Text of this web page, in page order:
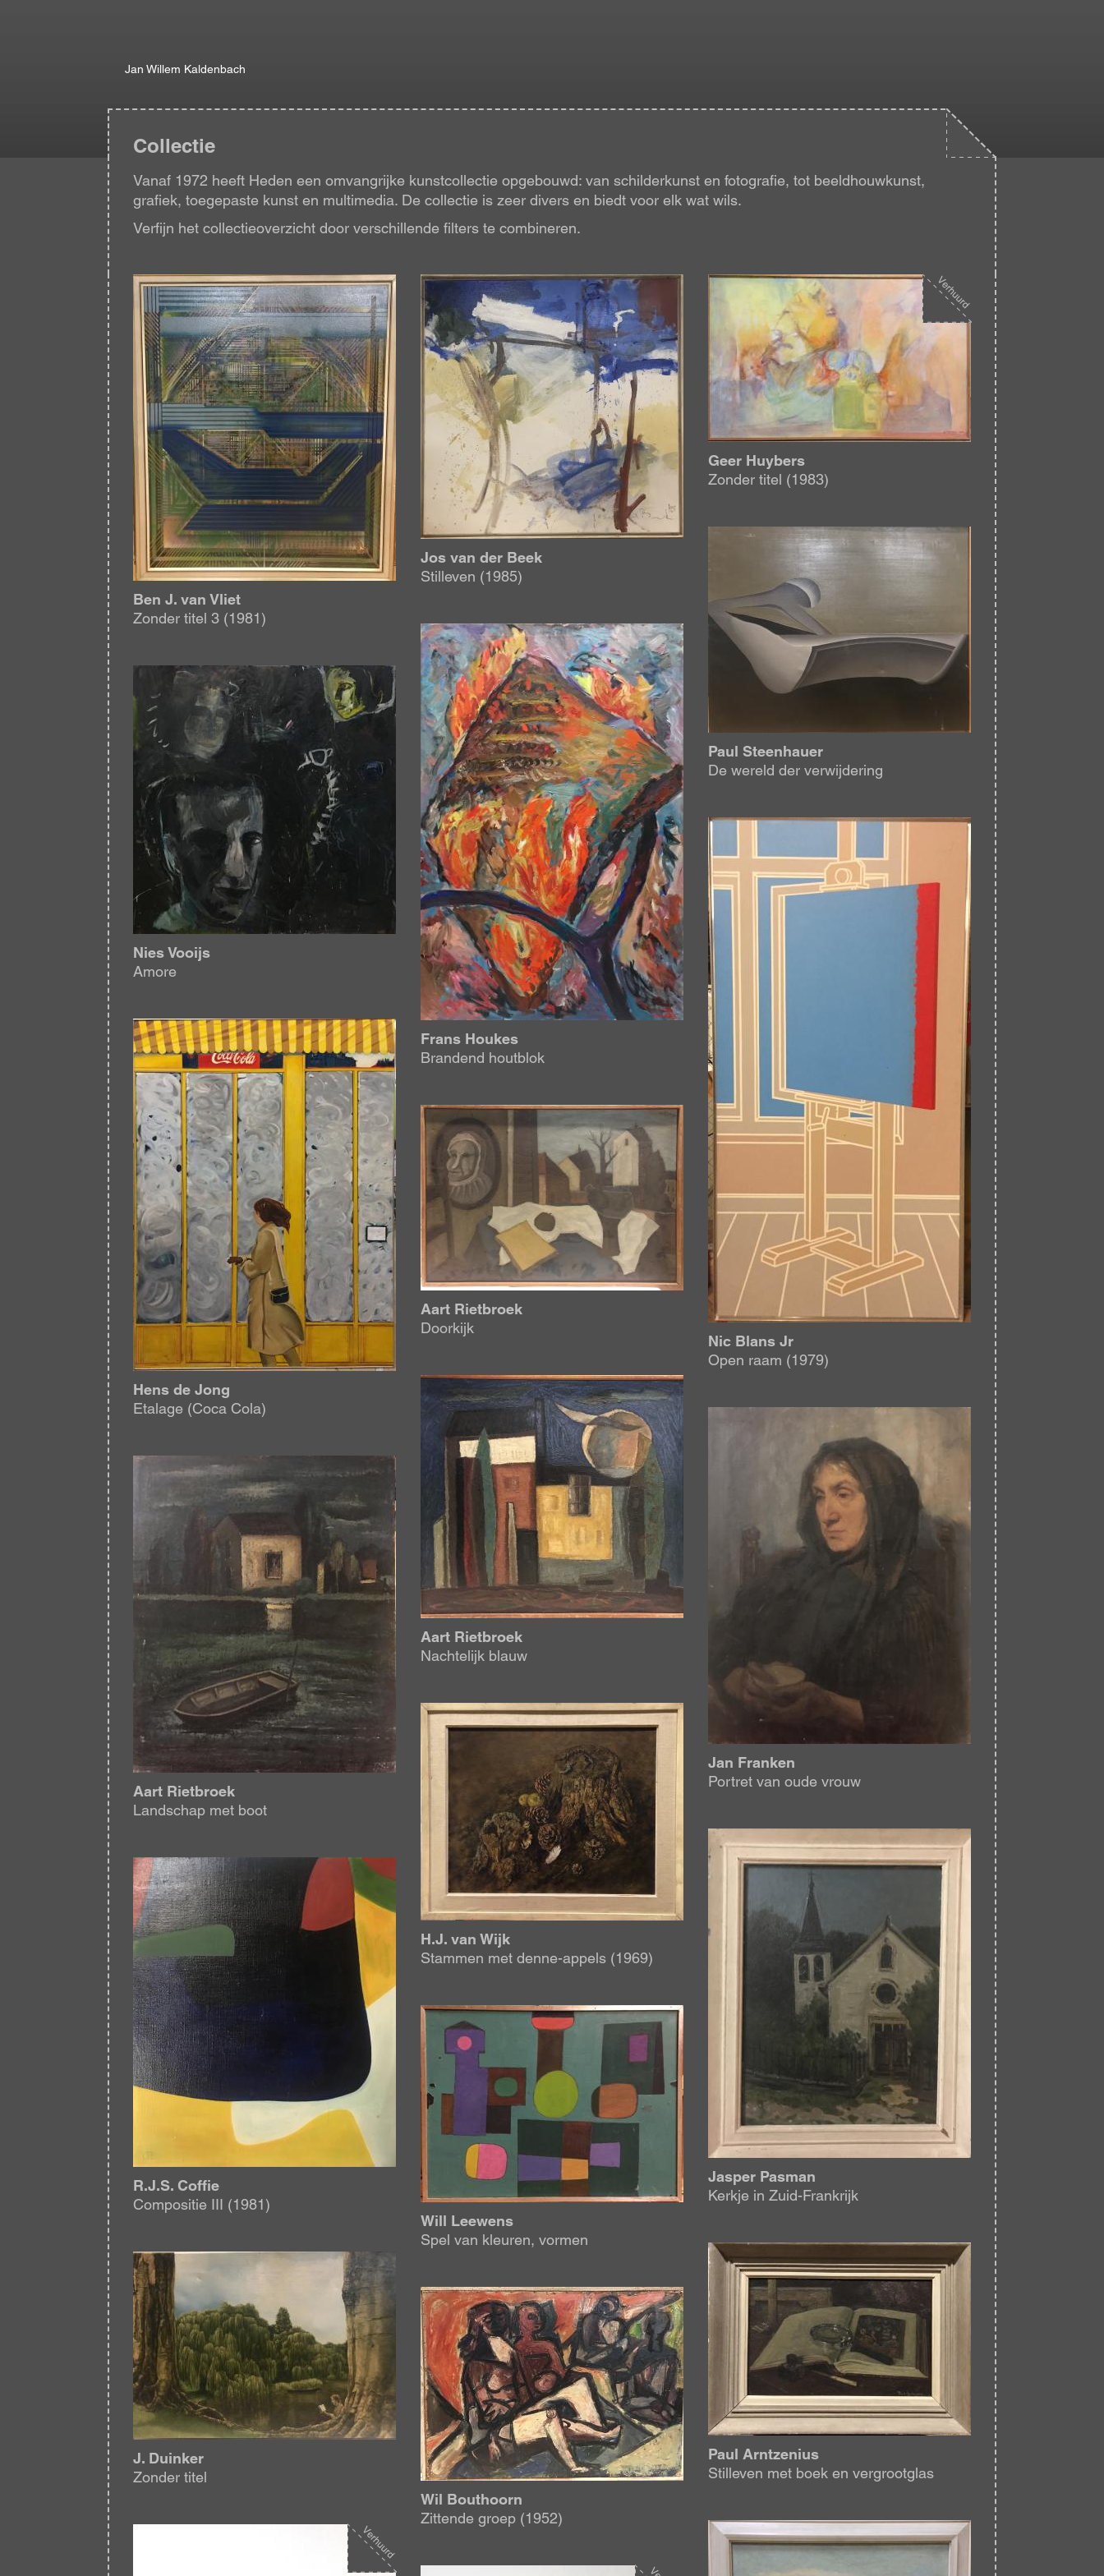
Jan Willem Kaldenbach
Collectie
Vanaf 1972 heeft Heden een omvangrijke kunstcollectie opgebouwd: van schilderkunst en fotografie, tot beeldhouwkunst,
grafiek, toegepaste kunst en multimedia. De collectie is zeer divers en biedt voor elk wat wils.
Verfijn het collectieoverzicht door verschillende filters te combineren.
Afbeelding
Ben J. van Vliet
Zonder titel 3 (1981)
Afbeelding
Jos van der Beek
Stilleven (1985)
Afbeelding
Geer Huybers
Zonder titel (1983)
Afbeelding
Paul Steenhauer
De wereld der verwijdering
Afbeelding
Frans Houkes
Brandend houtblok
Afbeelding
Nies Vooijs
Amore
Afbeelding
Nic Blans Jr
Open raam (1979)
Afbeelding
Hens de Jong
Etalage (Coca Cola)
Afbeelding
Aart Rietbroek
Doorkijk
Afbeelding
Aart Rietbroek
Nachtelijk blauw
Jan Franken
Portret van oude vrouw
Afbeelding
Aart Rietbroek
Landschap met boot
Afbeelding
H.J. van Wijk
Stammen met denne-appels (1969)
Jasper Pasman
Kerkje in Zuid-Frankrijk
Afbeelding
R.J.S. Coffie
Compositie III (1981)
Afbeelding
Will Leewens
Spel van kleuren, vormen
Afbeelding
Paul Arntzenius
Stilleven met boek en vergrootglas
Afbeelding
J. Duinker
Zonder titel
Afbeelding
Wil Bouthoorn
Zittende groep (1952)
Afbeelding